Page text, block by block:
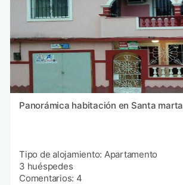
Panorámica habitación en Santa marta
Tipo de alojamiento: Apartamento
3 huéspedes
Comentarios: 4